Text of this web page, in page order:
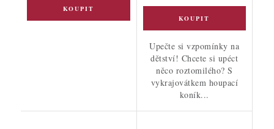
Upečte si vzpomínky na
dětství! Chcete si upéct
něco roztomilého? S
vykrajovátkem houpací
koník...